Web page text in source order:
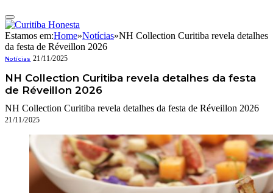
Estamos em:Home»Notícias»NH Collection Curitiba revela detalhes
da festa de Réveillon 2026
Notícias 21/11/2025
NH Collection Curitiba revela detalhes da festa
de Réveillon 2026
NH Collection Curitiba revela detalhes da festa de Réveillon 2026
21/11/2025